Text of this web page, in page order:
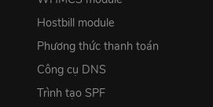
Hostbill module
Phương thức thanh toán
Công cụ DNS
Trình tạo SPF